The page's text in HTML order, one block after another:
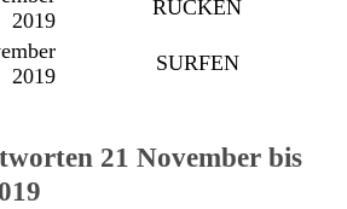
2019
RÜCKEN
2019
SURFEN
21 November bis